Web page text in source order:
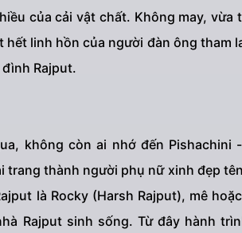
của cải vật chất. Không may,
hết linh hồn của người đàn ông tham
Rajput.
không còn ai nhớ đến Pishachini
trang thành người phụ nữ xinh đẹp
là Rocky (Harsh Rajput), mê
Rajput sinh sống. Từ đây hành